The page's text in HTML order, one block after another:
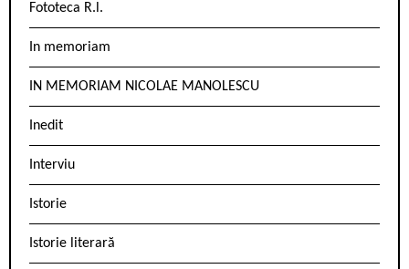
Fototeca R.l.
In memoriam
IN MEMORIAM NICOLAE MANOLESCU
Inedit
Interviu
Istorie
Istorie literară